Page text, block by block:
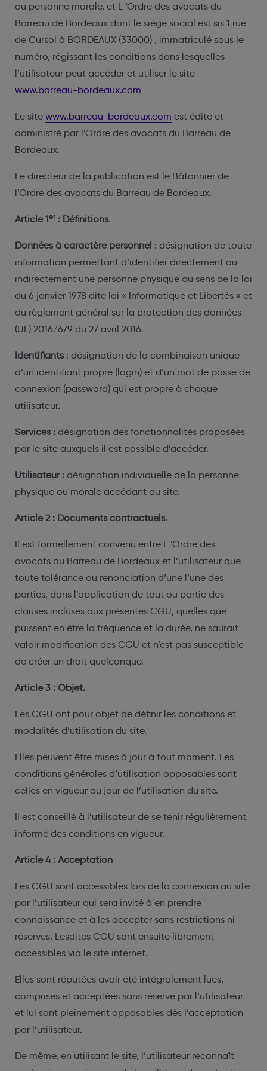
ou personne morale, et L ’Ordre des avocats du
Barreau de Bordeaux dont le siège social est sis 1 rue
de Cursol à BORDEAUX (33000) , immatriculé sous le
numéro, régissant les conditions dans lesquelles
l’utilisateur peut accéder et utiliser le site
www.barreau-bordeaux.com
Le site www.barreau-bordeaux.com est édité et
administré par l’Ordre des avocats du Barreau de
Bordeaux.
Le directeur de la publication est le Bâtonnier de
l’Ordre des avocats du Barreau de Bordeaux.
Article 1er : Définitions.
Données à caractère personnel : désignation de toute
information permettant d’identifier directement ou
indirectement une personne physique au sens de la loi
du 6 janvier 1978 dite loi « Informatique et Libertés » et
du règlement général sur la protection des données
(UE) 2016/679 du 27 avril 2016.
Identifiants : désignation de la combinaison unique
d’un identifiant propre (login) et d’un mot de passe de
connexion (password) qui est propre à chaque
utilisateur.
Services : désignation des fonctionnalités proposées
par le site auxquels il est possible d’accéder.
Utilisateur : désignation individuelle de la personne
physique ou morale accédant au site.
Article 2 : Documents contractuels.
Il est formellement convenu entre L ’Ordre des
avocats du Barreau de Bordeaux et l’utilisateur que
toute tolérance ou renonciation d’une l’une des
parties, dans l’application de tout ou partie des
clauses incluses aux présentes CGU, quelles que
puissent en être la fréquence et la durée, ne saurait
valoir modification des CGU et n’est pas susceptible
de créer un droit quelconque.
Article 3 : Objet.
Les CGU ont pour objet de définir les conditions et
modalités d’utilisation du site.
Elles peuvent être mises à jour à tout moment. Les
conditions générales d’utilisation opposables sont
celles en vigueur au jour de l’utilisation du site.
Il est conseillé à l’utilisateur de se tenir régulièrement
informé des conditions en vigueur.
Article 4 : Acceptation
Les CGU sont accessibles lors de la connexion au site
par l’utilisateur qui sera invité à en prendre
connaissance et à les accepter sans restrictions ni
réserves. Lesdites CGU sont ensuite librement
accessibles via le site internet.
Elles sont réputées avoir été intégralement lues,
comprises et acceptées sans réserve par l’utilisateur
et lui sont pleinement opposables dès l’acceptation
par l’utilisateur.
De même, en utilisant le site, l’utilisateur reconnaît